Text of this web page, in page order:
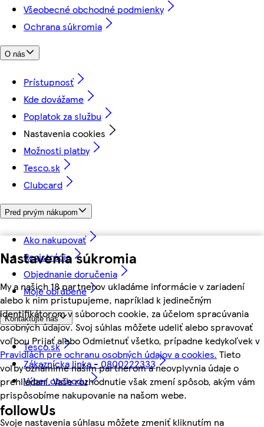
Nastavenia súkromia
My a našich 18 partnerov ukladáme informácie v zariadení
alebo k nim pristupujeme, napríklad k jedinečným
identifikátorom v súboroch cookie, za účelom spracúvania
osobných údajov. Svoj súhlas môžete udeliť alebo spravovať
voľbou Prijať alebo Odmietnuť všetko, prípadne kedykoľvek v
Pravidlách pre ochranu osobných údajov a cookies. Tieto
voľby oznámime našim partnerom a neovplyvnia údaje o
prehliadaní. Vaše rozhodnutie však zmení spôsob, akým vám
prispôsobíme nakupovanie na našom webe.
Svoje nastavenia súhlasu môžete zmeniť kliknutím na
Všeobecné obchodné podmienky
Ochrana súkromia
O nás
Prístupnosť
Kde dovážame
Poplatok za službu
Nastavenia cookies
Možnosti platby
Tesco.sk
Clubcard
Pred prvým nákupom
Ako nakupovať
Registrácia
Objednanie doručenia
Moje obľúbené
Kontaktujte nás
Tesco.sk
Zákaznícka linka - 0800222333
Výber obchodu
followUs